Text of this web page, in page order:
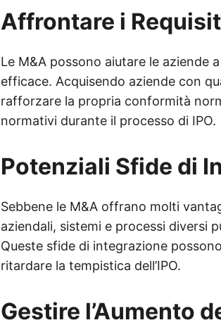
Affrontare i
Le M&A possono aiutare le aziende
efficace. Acquisendo aziende con
rafforzare la propria conformità
normativi durante il processo di IPO.
Potenziali Sfide di
Sebbene le M&A offrano molti
aziendali, sistemi e processi diversi
Queste sfide di integrazione
ritardare la tempistica dell’IPO.
Gestire l’Aumento